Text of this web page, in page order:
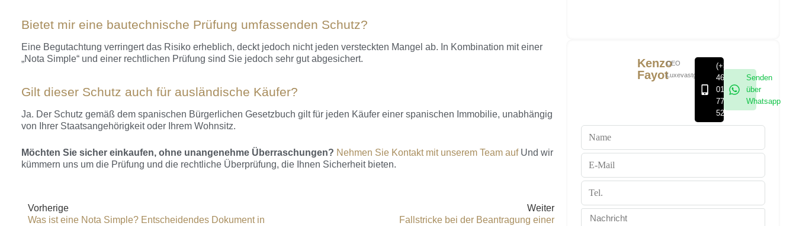
Bietet mir eine bautechnische Prüfung umfassenden Schutz?
Eine Begutachtung verringert das Risiko erheblich, deckt jedoch nicht jeden versteckten Mangel ab. In Kombination mit einer
„Nota Simple“ und einer rechtlichen Prüfung sind Sie jedoch sehr gut abgesichert.
Gilt dieser Schutz auch für ausländische Käufer?
Ja. Der Schutz gemäß dem spanischen Bürgerlichen Gesetzbuch gilt für jeden Käufer einer spanischen Immobilie, unabhängig
von Ihrer Staatsangehörigkeit oder Ihrem Wohnsitz.
Möchten Sie sicher einkaufen, ohne unangenehme Überraschungen? Nehmen Sie Kontakt mit unserem Team aufUnd wir
kümmern uns um die Prüfung und die rechtliche Überprüfung, die Ihnen Sicherheit bieten.
Vorherige
Was ist eine Nota Simple? Entscheidendes Dokument in
Weiter
Fallstricke bei der Beantragung einer
Kenzo
Fayot
CEO
Luxevastgoedgroep
(+32)
468
01
77
52
Senden
über
Whatsapp